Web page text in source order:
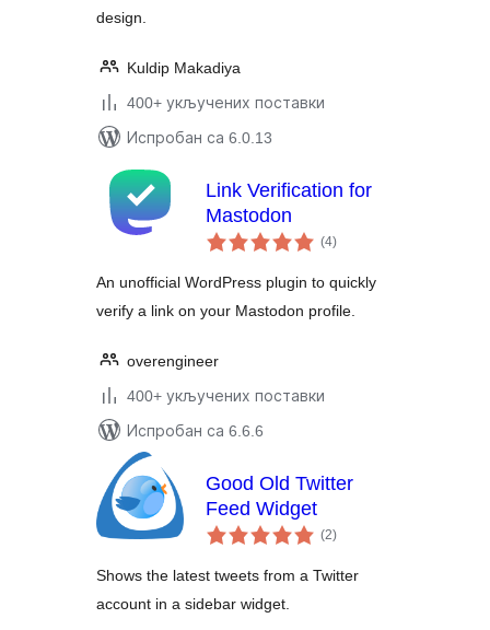
design.
Kuldip Makadiya
400+ укључених поставки
Испробан са 6.0.13
Link Verification for
Mastodon
(4укупних
оцена
)
An unofficial WordPress plugin to quickly
verify a link on your Mastodon profile.
overengineer
400+ укључених поставки
Испробан са 6.6.6
Good Old Twitter
Feed Widget
(2укупних
оцена
)
Shows the latest tweets from a Twitter
account in a sidebar widget.